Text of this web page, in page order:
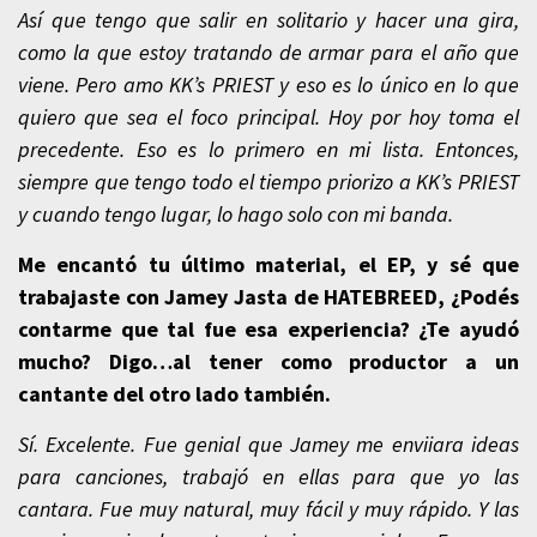
Así que tengo que salir en solitario y hacer una gira,
como la que estoy tratando de armar para el año que
viene. Pero amo KK’s PRIEST y eso es lo único en lo que
quiero que sea el foco principal. Hoy por hoy toma el
precedente. Eso es lo primero en mi lista. Entonces,
siempre que tengo todo el tiempo priorizo a KK’s PRIEST
y cuando tengo lugar, lo hago solo con mi banda.
Me encantó tu último material, el EP, y sé que
trabajaste con Jamey Jasta de HATEBREED, ¿Podés
contarme que tal fue esa experiencia? ¿Te ayudó
mucho? Digo…al tener como productor a un
cantante del otro lado también.
Sí. Excelente. Fue genial que Jamey me enviiara ideas
para canciones, trabajó en ellas para que yo las
cantara. Fue muy natural, muy fácil y muy rápido. Y las